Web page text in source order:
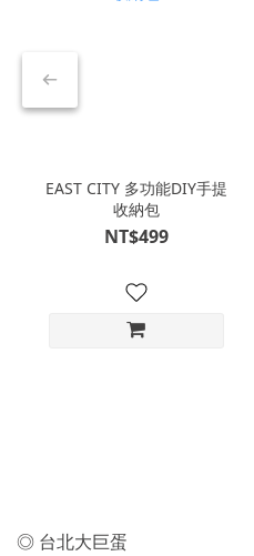
EAST CITY 多功能DIY手提
收納包
NT$499
◎ 台北大巨蛋